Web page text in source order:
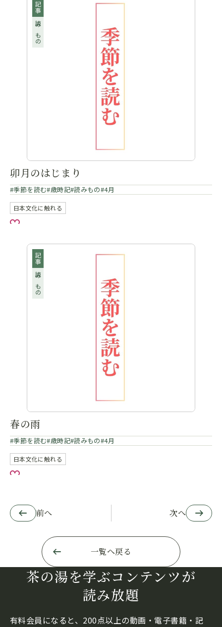
記事
読みもの
卯月のはじまり
季節を読む 歳時記 読みもの 4月
日本文化に触れる
お気に入り
記事
読みもの
春の雨
季節を読む 歳時記 読みもの 4月
日本文化に触れる
お気に入り
前へ 次へ
一覧へ戻る
茶の湯を学ぶコンテンツが
読み放題
有料会員になると、200点以上の動画・電子書籍・記